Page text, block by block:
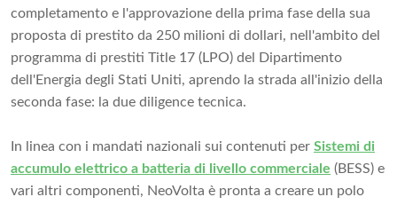
completamento e l'approvazione della prima fase della sua
proposta di prestito da 250 milioni di dollari, nell'ambito del
programma di prestiti Title 17 (LPO) del Dipartimento
dell'Energia degli Stati Uniti, aprendo la strada all'inizio della
seconda fase: la due diligence tecnica.
In linea con i mandati nazionali sui contenuti per Sistemi di
accumulo elettrico a batteria di livello commerciale (BESS) e
vari altri componenti, NeoVolta è pronta a creare un polo